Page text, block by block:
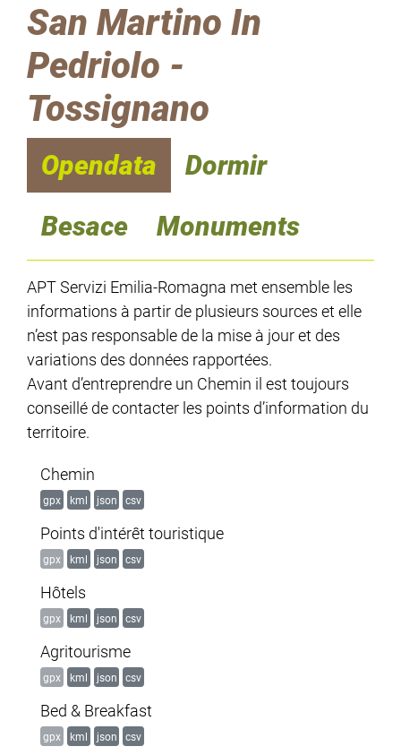
San Martino In
Pedriolo -
Tossignano
Opendata
Dormir
Besace
Monuments
APT Servizi Emilia-Romagna met ensemble les
informations à partir de plusieurs sources et elle
n’est pas responsable de la mise à jour et des
variations des données rapportées.
Avant d’entreprendre un Chemin il est toujours
conseillé de contacter les points d’information du
territoire.
Chemin
gpx kml json csv
Points d'intérêt touristique
gpx kml json csv
Hôtels
gpx kml json csv
Agritourisme
gpx kml json csv
Bed & Breakfast
gpx kml json csv